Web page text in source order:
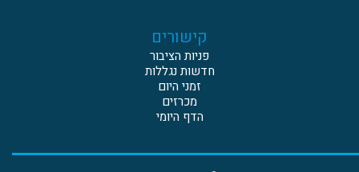
קישורים
פניות הציבור
חדשות נגללות
זמני היום
מכרזים
הדף היומי